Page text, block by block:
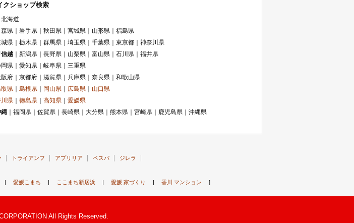
クショップ検索
北海道
県｜岩手県｜秋田県｜宮城県｜山形県｜福島県
城県｜栃木県｜群馬県｜埼玉県｜千葉県｜東京都｜神奈川県
越 ｜新潟県｜長野県｜山梨県｜富山県｜石川県｜福井県
岡県｜愛知県｜岐阜県｜三重県
阪府｜京都府｜滋賀県｜兵庫県｜奈良県｜和歌山県
県 島根県 岡山県 広島県
山口県
県 徳島県 高知県
愛媛県
縄 ｜福岡県｜佐賀県｜長崎県｜大分県｜熊本県｜宮崎県｜鹿児島県｜沖縄県
トライアンフ アプリリア ベスパ ジレラ
愛媛こまち | ここまち新居浜| 愛媛 家づくり | 香川 マンション ]
All Rights Reserved.